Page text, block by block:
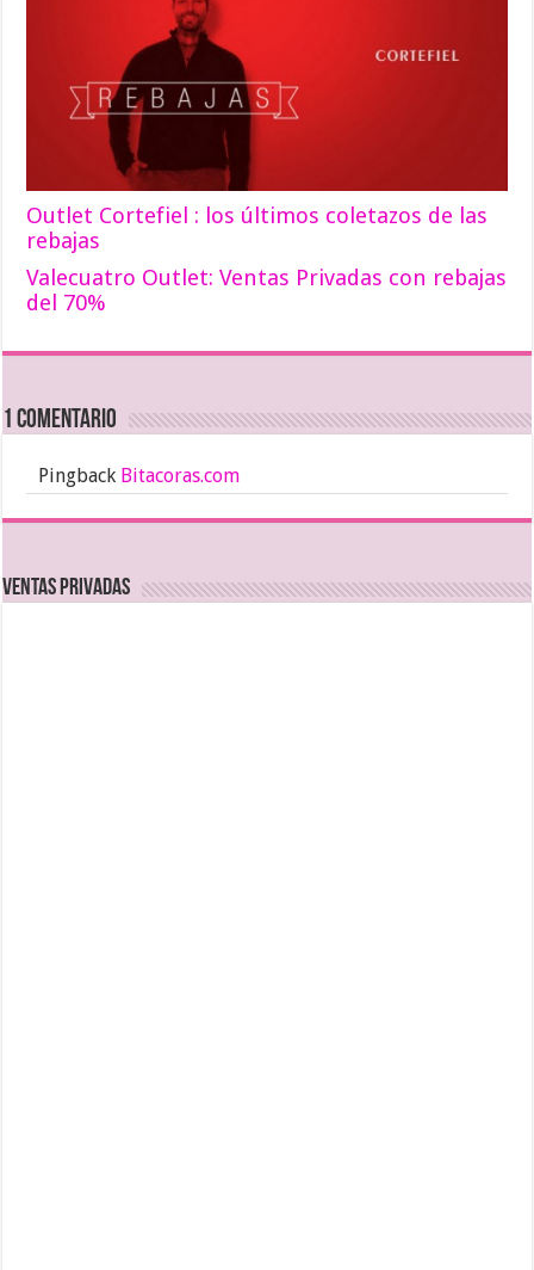
Outlet Cortefiel : los últimos coletazos de las
rebajas
Valecuatro Outlet: Ventas Privadas con rebajas
del 70%
1 comentario
Pingback Bitacoras.com
Ventas Privadas